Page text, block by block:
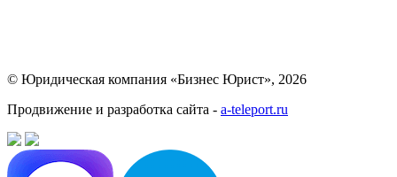
© Юридическая компания «Бизнес Юрист», 2026
Продвижение и разработка сайта - a-teleport.ru